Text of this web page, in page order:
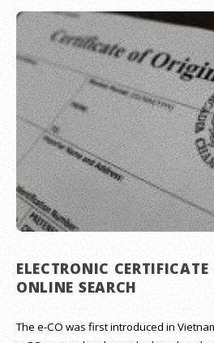
ELECTRONIC
ONLINE SEARCH
The e-CO was first introduced in